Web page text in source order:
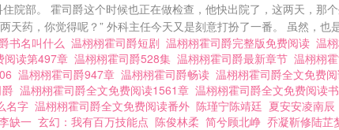
院部。 霍司爵这个时候也正在做检查，他快出院了，这两天，那
天药，你觉得呢？” 外科主任今天又是刻意打扮了一番。 虽然，也
书名叫什么 温栩栩霍司爵短剧 温栩栩霍司爵完整版免费阅读 温
阅读第497章 温栩栩霍司爵528集 温栩栩霍司爵最新章节 温栩栩
温栩栩霍司爵947章 温栩栩霍司爵畅读 温栩栩霍司爵全文免费
温栩栩霍司爵全文免费阅读1561章 温栩栩霍司爵全文免费阅读
名字 温栩栩霍司爵全文免费阅读番外 陈瑾宁陈靖廷 夏安安凌南辰
缺一 玄幻：我有百万技能点 陈俊林柔 简兮顾北峥 乔凝靳修陆芷